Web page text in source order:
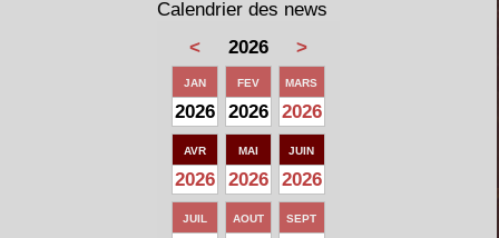
Calendrier des news
<
2026 >
JAN
2026
FEV
2026
MARS
2026
AVR
2026
MAI
2026
JUIN
2026
JUIL AOUT SEPT